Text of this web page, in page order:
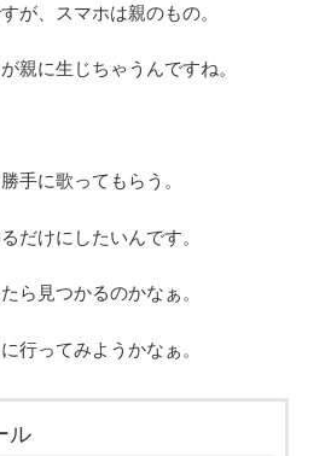
が、スマホは親のもの。
親に生じちゃうんですね。
手に歌ってもらう。
だけにしたいんです。
ら見つかるのかなぁ。
行ってみようかなぁ。
ル